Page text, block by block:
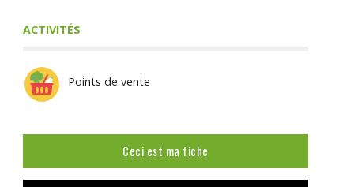
ACTIVITÉS
Points de vente
Ceci est ma fiche